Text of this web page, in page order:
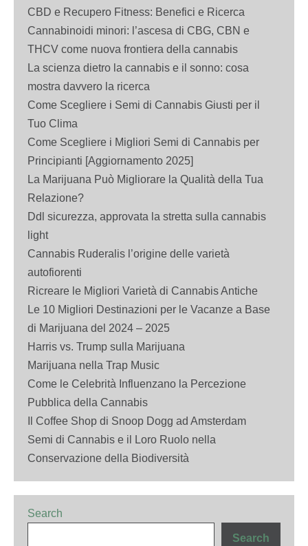
CBD e Recupero Fitness: Benefici e Ricerca
Cannabinoidi minori: l’ascesa di CBG, CBN e
THCV come nuova frontiera della cannabis
La scienza dietro la cannabis e il sonno: cosa
mostra davvero la ricerca
Come Scegliere i Semi di Cannabis Giusti per il
Tuo Clima
Come Scegliere i Migliori Semi di Cannabis per
Principianti [Aggiornamento 2025]
La Marijuana Può Migliorare la Qualità della Tua
Relazione?
Ddl sicurezza, approvata la stretta sulla cannabis
light
Cannabis Ruderalis l’origine delle varietà
autofiorenti
Ricreare le Migliori Varietà di Cannabis Antiche
Le 10 Migliori Destinazioni per le Vacanze a Base
di Marijuana del 2024 – 2025
Harris vs. Trump sulla Marijuana
Marijuana nella Trap Music
Come le Celebrità Influenzano la Percezione
Pubblica della Cannabis
Il Coffee Shop di Snoop Dogg ad Amsterdam
Semi di Cannabis e il Loro Ruolo nella
Conservazione della Biodiversità
Search
Search